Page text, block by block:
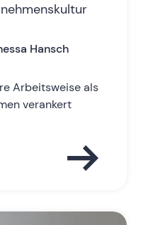
Hansch
Arbeitsweise als
verankert